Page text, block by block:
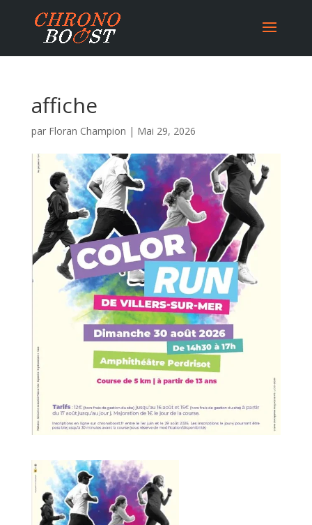
affiche
par Floran Champion | Mai 29, 2026